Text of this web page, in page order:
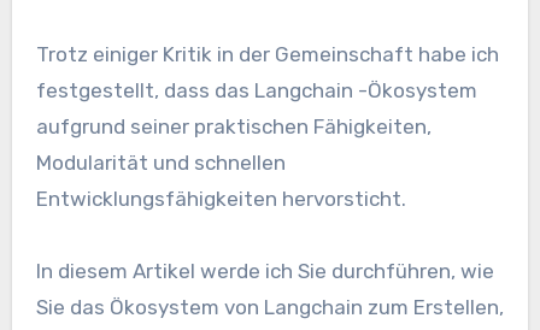
Trotz einiger Kritik in der Gemeinschaft habe ich
festgestellt, dass das Langchain -Ökosystem
aufgrund seiner praktischen Fähigkeiten,
Modularität und schnellen
Entwicklungsfähigkeiten hervorsticht.
In diesem Artikel werde ich Sie durchführen, wie
Sie das Ökosystem von Langchain zum Erstellen,